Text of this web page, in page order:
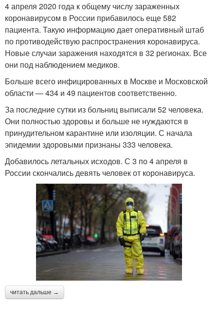
4 апреля 2020 года к общему числу зараженных
коронавирусом в России прибавилось еще 582
пациента. Такую информацию дает оперативный штаб
по противодействую распространения коронавируса.
Новые случаи заражения находятся в 32 регионах. Все
они под наблюдением медиков.
Больше всего инфицированных в Москве и Московской
области — 434 и 49 пациентов соответственно.
За последние сутки из больниц выписали 52 человека.
Они полностью здоровы и больше не нуждаются в
принудительном карантине или изоляции. С начала
эпидемии здоровыми признаны 333 человека.
Добавилось летальных исходов. С 3 по 4 апреля в
России скончались девять человек от коронавируса.
читать дальше →